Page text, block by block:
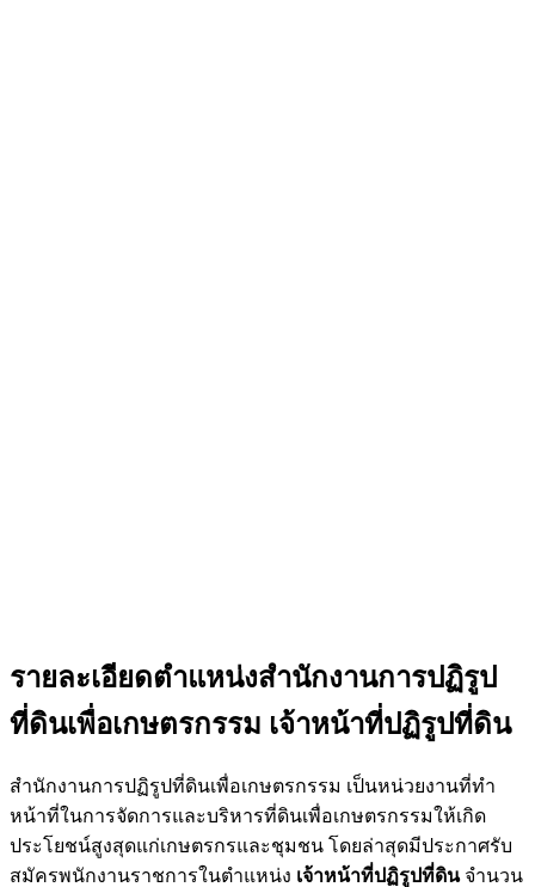
รายละเอียดตำแหน่งสำนักงานการปฏิรูป
ที่ดินเพื่อเกษตรกรรม เจ้าหน้าที่ปฏิรูปที่ดิน
สำนักงานการปฏิรูปที่ดินเพื่อเกษตรกรรม เป็นหน่วยงานที่ทำ
หน้าที่ในการจัดการและบริหารที่ดินเพื่อเกษตรกรรมให้เกิด
ประโยชน์สูงสุดแก่เกษตรกรและชุมชน โดยล่าสุดมีประกาศรับ
สมัครพนักงานราชการในตำแหน่ง เจ้าหน้าที่ปฏิรูปที่ดินจำนวน